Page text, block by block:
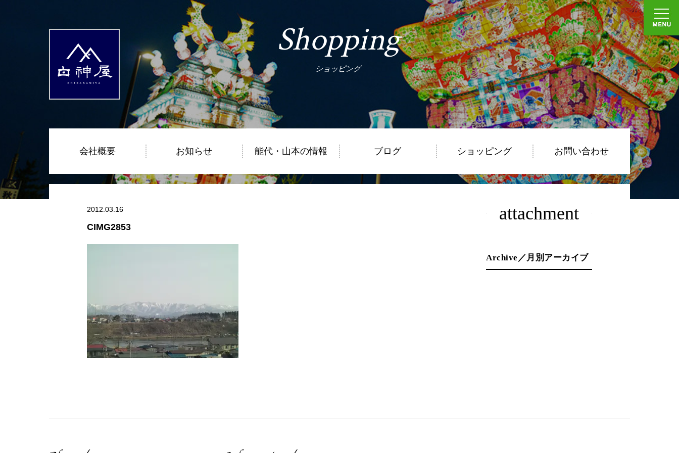
Shopping
ショッピング
会社概要 お知らせ 能代・山本の情報 ブログ ショッピング お問い合わせ
2012.03.16
CIMG2853
attachment
Archive／月別アーカイブ